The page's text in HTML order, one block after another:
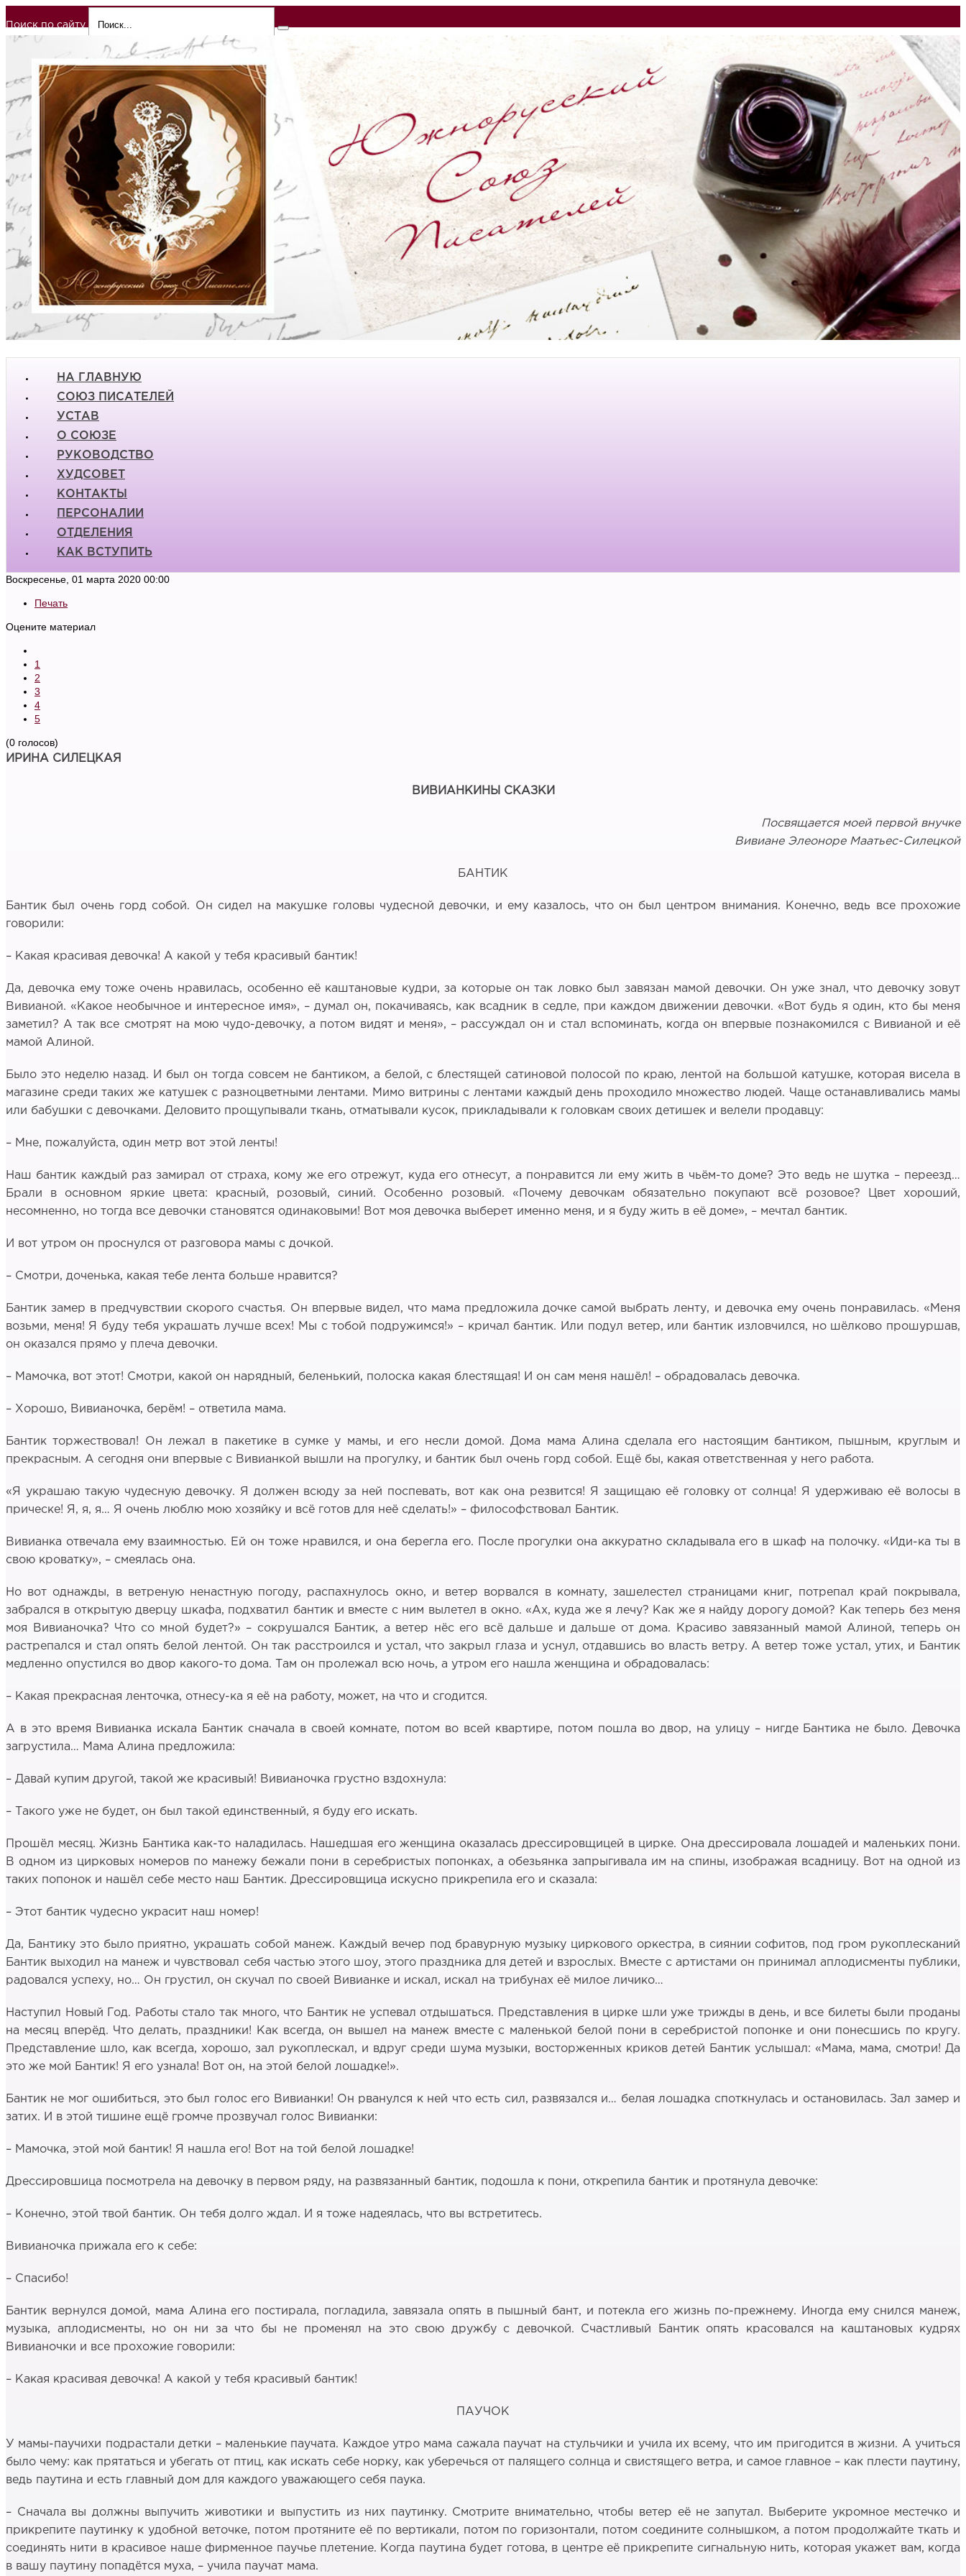
Поиск по сайту
НА ГЛАВНУЮ
СОЮЗ ПИСАТЕЛЕЙ
УСТАВ
О СОЮЗЕ
РУКОВОДСТВО
ХУДСОВЕТ
КОНТАКТЫ
ПЕРСОНАЛИИ
ОТДЕЛЕНИЯ
КАК ВСТУПИТЬ
Воскресенье, 01 марта 2020 00:00
Печать
Оцените материал
1
2
3
4
5
(0 голосов)
ИРИНА СИЛЕЦКАЯ
ВИВИАНКИНЫ СКАЗКИ
Посвящается моей первой внучке
Вивиане Элеоноре Маатьес-Силецкой
БАНТИК
Бантик был очень горд собой. Он сидел на макушке головы чудесной девочки, и ему казалось, что он был центром внимания. Конечно, ведь все прохожие
говорили:
– Какая красивая девочка! А какой у тебя красивый бантик!
Да, девочка ему тоже очень нравилась, особенно её каштановые кудри, за которые он так ловко был завязан мамой девочки. Он уже знал, что девочку зовут
Вивианой. «Какое необычное и интересное имя», – думал он, покачиваясь, как всадник в седле, при каждом движении девочки. «Вот будь я один, кто бы меня
заметил? А так все смотрят на мою чудо-девочку, а потом видят и меня», – рассуждал он и стал вспоминать, когда он впервые познакомился с Вивианой и её
мамой Алиной.
Было это неделю назад. И был он тогда совсем не бантиком, а белой, с блестящей сатиновой полосой по краю, лентой на большой катушке, которая висела в
магазине среди таких же катушек с разноцветными лентами. Мимо витрины с лентами каждый день проходило множество людей. Чаще останавливались мамы
или бабушки с девочками. Деловито прощупывали ткань, отматывали кусок, прикладывали к головкам своих детишек и велели продавцу:
– Мне, пожалуйста, один метр вот этой ленты!
Наш бантик каждый раз замирал от страха, кому же его отрежут, куда его отнесут, а понравится ли ему жить в чьём-то доме? Это ведь не шутка – переезд…
Брали в основном яркие цвета: красный, розовый, синий. Особенно розовый. «Почему девочкам обязательно покупают всё розовое? Цвет хороший,
несомненно, но тогда все девочки становятся одинаковыми! Вот моя девочка выберет именно меня, и я буду жить в её доме», – мечтал бантик.
И вот утром он проснулся от разговора мамы с дочкой.
– Смотри, доченька, какая тебе лента больше нравится?
Бантик замер в предчувствии скорого счастья. Он впервые видел, что мама предложила дочке самой выбрать ленту, и девочка ему очень понравилась. «Меня
возьми, меня! Я буду тебя украшать лучше всех! Мы с тобой подружимся!» – кричал бантик. Или подул ветер, или бантик изловчился, но шёлково прошуршав,
он оказался прямо у плеча девочки.
– Мамочка, вот этот! Смотри, какой он нарядный, беленький, полоска какая блестящая! И он сам меня нашёл! – обрадовалась девочка.
– Хорошо, Вивианочка, берём! – ответила мама.
Бантик торжествовал! Он лежал в пакетике в сумке у мамы, и его несли домой. Дома мама Алина сделала его настоящим бантиком, пышным, круглым и
прекрасным. А сегодня они впервые с Вивианкой вышли на прогулку, и бантик был очень горд собой. Ещё бы, какая ответственная у него работа.
«Я украшаю такую чудесную девочку. Я должен всюду за ней поспевать, вот как она резвится! Я защищаю её головку от солнца! Я удерживаю её волосы в
прическе! Я, я, я… Я очень люблю мою хозяйку и всё готов для неё сделать!» – философствовал Бантик.
Вивианка отвечала ему взаимностью. Ей он тоже нравился, и она берегла его. После прогулки она аккуратно складывала его в шкаф на полочку. «Иди-ка ты в
свою кроватку», – смеялась она.
Но вот однажды, в ветреную ненастную погоду, распахнулось окно, и ветер ворвался в комнату, зашелестел страницами книг, потрепал край покрывала,
забрался в открытую дверцу шкафа, подхватил бантик и вместе с ним вылетел в окно. «Ах, куда же я лечу? Как же я найду дорогу домой? Как теперь без меня
моя Вивианочка? Что со мной будет?» – сокрушался Бантик, а ветер нёс его всё дальше и дальше от дома. Красиво завязанный мамой Алиной, теперь он
растрепался и стал опять белой лентой. Он так расстроился и устал, что закрыл глаза и уснул, отдавшись во власть ветру. А ветер тоже устал, утих, и Бантик
медленно опустился во двор какого-то дома. Там он пролежал всю ночь, а утром его нашла женщина и обрадовалась:
– Какая прекрасная ленточка, отнесу-ка я её на работу, может, на что и сгодится.
А в это время Вивианка искала Бантик сначала в своей комнате, потом во всей квартире, потом пошла во двор, на улицу – нигде Бантика не было. Девочка
загрустила… Мама Алина предложила:
– Давай купим другой, такой же красивый! Вивианочка грустно вздохнула:
– Такого уже не будет, он был такой единственный, я буду его искать.
Прошёл месяц. Жизнь Бантика как-то наладилась. Нашедшая его женщина оказалась дрессировщицей в цирке. Она дрессировала лошадей и маленьких пони.
В одном из цирковых номеров по манежу бежали пони в серебристых попонках, а обезьянка запрыгивала им на спины, изображая всадницу. Вот на одной из
таких попонок и нашёл себе место наш Бантик. Дрессировщица искусно прикрепила его и сказала:
– Этот бантик чудесно украсит наш номер!
Да, Бантику это было приятно, украшать собой манеж. Каждый вечер под бравурную музыку циркового оркестра, в сиянии софитов, под гром рукоплесканий
Бантик выходил на манеж и чувствовал себя частью этого шоу, этого праздника для детей и взрослых. Вместе с артистами он принимал аплодисменты публики,
радовался успеху, но… Он грустил, он скучал по своей Вивианке и искал, искал на трибунах её милое личико…
Наступил Новый Год. Работы стало так много, что Бантик не успевал отдышаться. Представления в цирке шли уже трижды в день, и все билеты были проданы
на месяц вперёд. Что делать, праздники! Как всегда, он вышел на манеж вместе с маленькой белой пони в серебристой попонке и они понесшись по кругу.
Представление шло, как всегда, хорошо, зал рукоплескал, и вдруг среди шума музыки, восторженных криков детей Бантик услышал: «Мама, мама, смотри! Да
это же мой Бантик! Я его узнала! Вот он, на этой белой лошадке!».
Бантик не мог ошибиться, это был голос его Вивианки! Он рванулся к ней что есть сил, развязался и… белая лошадка споткнулась и остановилась. Зал замер и
затих. И в этой тишине ещё громче прозвучал голос Вивианки:
– Мамочка, этой мой бантик! Я нашла его! Вот на той белой лошадке!
Дрессировшица посмотрела на девочку в первом ряду, на развязанный бантик, подошла к пони, открепила бантик и протянула девочке:
– Конечно, этой твой бантик. Он тебя долго ждал. И я тоже надеялась, что вы встретитесь.
Вивианочка прижала его к себе:
– Спасибо!
Бантик вернулся домой, мама Алина его постирала, погладила, завязала опять в пышный бант, и потекла его жизнь по-прежнему. Иногда ему снился манеж,
музыка, аплодисменты, но он ни за что бы не променял на это свою дружбу с девочкой. Счастливый Бантик опять красовался на каштановых кудрях
Вивианочки и все прохожие говорили:
– Какая красивая девочка! А какой у тебя красивый бантик!
ПАУЧОК
У мамы-паучихи подрастали детки – маленькие паучата. Каждое утро мама сажала паучат на стульчики и учила их всему, что им пригодится в жизни. А учиться
было чему: как прятаться и убегать от птиц, как искать себе норку, как уберечься от палящего солнца и свистящего ветра, и самое главное – как плести паутину,
ведь паутина и есть главный дом для каждого уважающего себя паука.
– Сначала вы должны выпучить животики и выпустить из них паутинку. Смотрите внимательно, чтобы ветер её не запутал. Выберите укромное местечко и
прикрепите паутинку к удобной веточке, потом протяните её по вертикали, потом по горизонтали, потом соедините солнышком, а потом продолжайте ткать и
соединять нити в красивое наше фирменное паучье плетение. Когда паутина будет готова, в центре её прикрепите сигнальную нить, которая укажет вам, когда
в вашу паутину попадётся муха, – учила паучат мама.